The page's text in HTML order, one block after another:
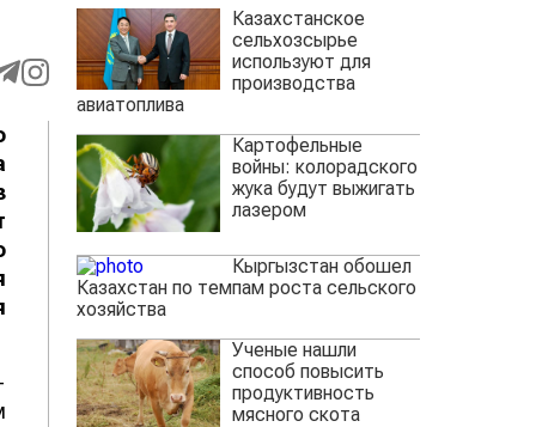
Казахстанское
сельхозсырье
используют для
производства
авиатоплива
Картофельные
войны: колорадского
жука будут выжигать
лазером
Кыргызстан обошел
Казахстан по темпам роста сельского
хозяйства
Ученые нашли
способ повысить
продуктивность
мясного скота